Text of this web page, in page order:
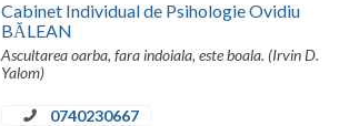
Cabinet Individual de Psihologie Ovidiu
BĂLEAN
Ascultarea oarba, fara indoiala, este boala. (Irvin D.
Yalom)
0740230667